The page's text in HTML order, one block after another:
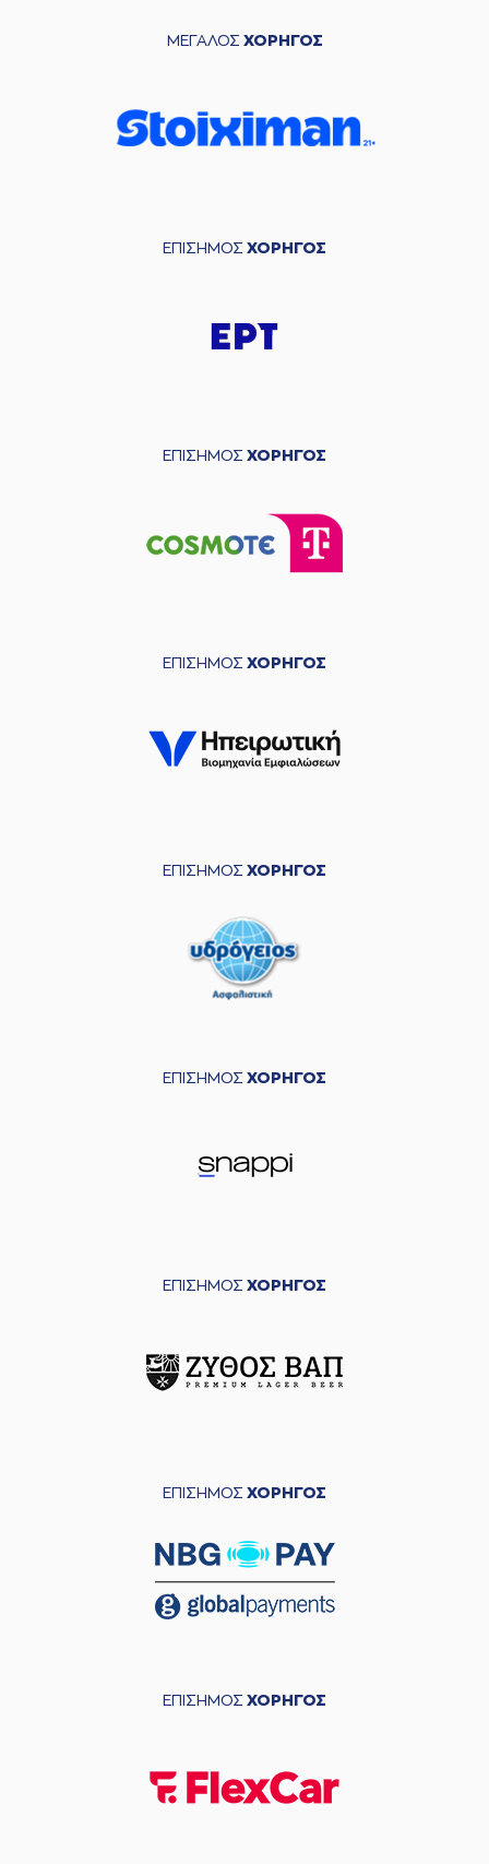
ΜΕΓΑΛΟΣ ΧΟΡΗΓΟΣ
ΕΠΙΣΗΜΟΣ ΧΟΡΗΓΟΣ
ΕΠΙΣΗΜΟΣ ΧΟΡΗΓΟΣ
ΕΠΙΣΗΜΟΣ ΧΟΡΗΓΟΣ
ΕΠΙΣΗΜΟΣ ΧΟΡΗΓΟΣ
ΕΠΙΣΗΜΟΣ ΧΟΡΗΓΟΣ
ΕΠΙΣΗΜΟΣ ΧΟΡΗΓΟΣ
ΕΠΙΣΗΜΟΣ ΧΟΡΗΓΟΣ
ΕΠΙΣΗΜΟΣ ΧΟΡΗΓΟΣ